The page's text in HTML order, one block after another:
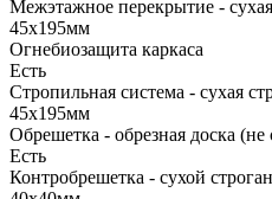
Межэтажное перекрытие - сухая
45х195мм
Огнебиозащита каркаса
Есть
Стропильная система - сухая
45х195мм
Обрешетка - обрезная доска
Есть
Контробрешетка - сухой